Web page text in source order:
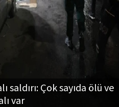
Çok sayıda ölü ve
var